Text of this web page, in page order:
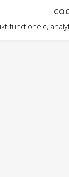
functionele,